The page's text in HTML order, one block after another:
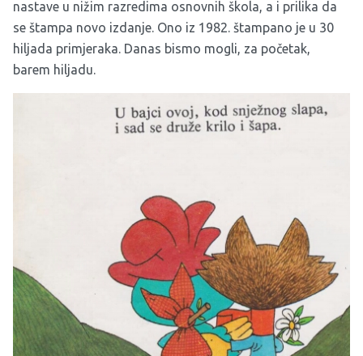
nastave u nižim razredima osnovnih škola, a i prilika da
se štampa novo izdanje. Ono iz 1982. štampano je u 30
hiljada primjeraka. Danas bismo mogli, za početak,
barem hiljadu.